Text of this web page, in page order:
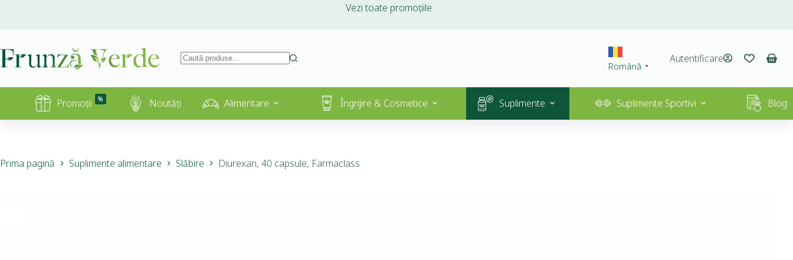
Vezi toate promoțiile
Română ▼
Autentificare
Promoții % Noutăți Alimentare Îngrijire & Cosmetice Suplimente Suplimente Sportivi Blog
Prima pagină Suplimente alimentare Slăbire Diurexan, 40 capsule, Farmaclass